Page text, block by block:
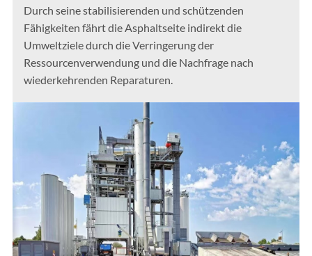
Durch seine stabilisierenden und schützenden
Fähigkeiten fährt die Asphaltseite indirekt die
Umweltziele durch die Verringerung der
Ressourcenverwendung und die Nachfrage nach
wiederkehrenden Reparaturen.